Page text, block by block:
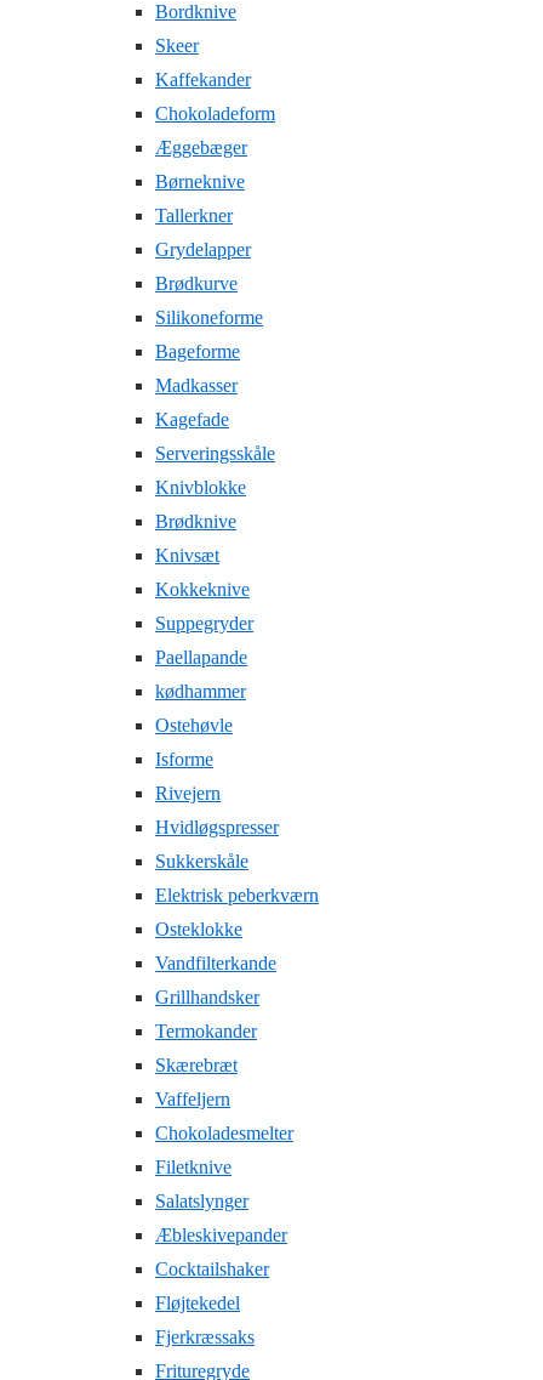
Bordknive
Skeer
Kaffekander
Chokoladeform
Æggebæger
Børneknive
Tallerkner
Grydelapper
Brødkurve
Silikoneforme
Bageforme
Madkasser
Kagefade
Serveringsskåle
Knivblokke
Brødknive
Knivsæt
Kokkeknive
Suppegryder
Paellapande
kødhammer
Ostehøvle
Isforme
Rivejern
Hvidløgspresser
Sukkerskåle
Elektrisk peberkværn
Osteklokke
Vandfilterkande
Grillhandsker
Termokander
Skærebræt
Vaffeljern
Chokoladesmelter
Filetknive
Salatslynger
Æbleskivepander
Cocktailshaker
Fløjtekedel
Fjerkræssaks
Frituregryde